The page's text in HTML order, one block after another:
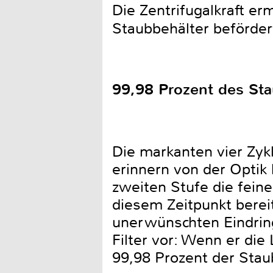
Die Zentrifugalkraft
Staubbehälter
99,98 Prozent des
Die markanten vier
erinnern von der
zweiten Stufe die
diesem Zeitpunkt
unerwünschten
Filter vor: Wenn er
99,98 Prozent der